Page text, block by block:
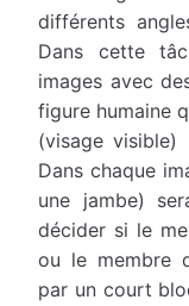
différents
Dans cette
images avec
figure humaine
(visage
Dans chaque
une jambe)
décider si le
ou le membre
par un court